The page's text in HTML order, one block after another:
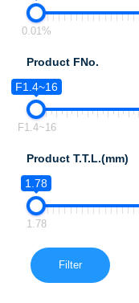
0.01%
Product FNo.
F1.4~16
F1.4~16
Product T.T.L.(mm)
1.78
1.78
Filter